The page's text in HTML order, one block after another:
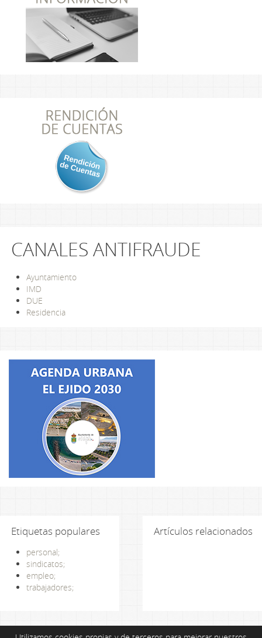
CANALES ANTIFRAUDE
Ayuntamiento
IMD
DUE
Residencia
Etiquetas populares
personal;
sindicatos;
empleo;
trabajadores;
Artículos relacionados